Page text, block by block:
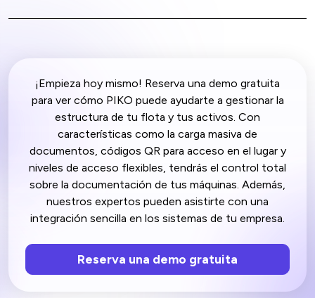
¡Empieza hoy mismo! Reserva una demo gratuita
para ver cómo PIKO puede ayudarte a gestionar la
estructura de tu flota y tus activos. Con
características como la carga masiva de
documentos, códigos QR para acceso en el lugar y
niveles de acceso flexibles, tendrás el control total
sobre la documentación de tus máquinas. Además,
nuestros expertos pueden asistirte con una
integración sencilla en los sistemas de tu empresa.
Reserva una demo gratuita